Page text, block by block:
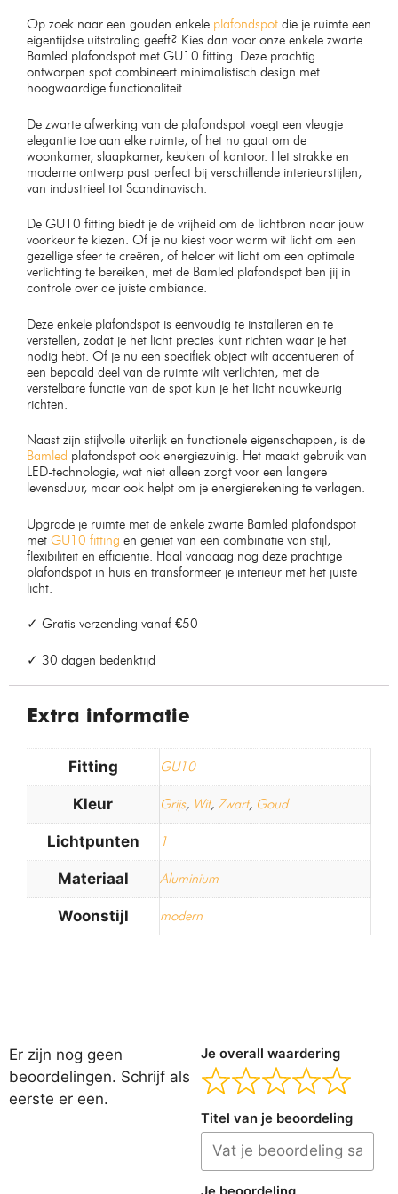
Op zoek naar een gouden enkele plafondspot die je ruimte een
eigentijdse uitstraling geeft? Kies dan voor onze enkele zwarte
Bamled plafondspot met GU10 fitting. Deze prachtig
ontworpen spot combineert minimalistisch design met
hoogwaardige functionaliteit.
De zwarte afwerking van de plafondspot voegt een vleugje
elegantie toe aan elke ruimte, of het nu gaat om de
woonkamer, slaapkamer, keuken of kantoor. Het strakke en
moderne ontwerp past perfect bij verschillende interieurstijlen,
van industrieel tot Scandinavisch.
De GU10 fitting biedt je de vrijheid om de lichtbron naar jouw
voorkeur te kiezen. Of je nu kiest voor warm wit licht om een
gezellige sfeer te creëren, of helder wit licht om een optimale
verlichting te bereiken, met de Bamled plafondspot ben jij in
controle over de juiste ambiance.
Deze enkele plafondspot is eenvoudig te installeren en te
verstellen, zodat je het licht precies kunt richten waar je het
nodig hebt. Of je nu een specifiek object wilt accentueren of
een bepaald deel van de ruimte wilt verlichten, met de
verstelbare functie van de spot kun je het licht nauwkeurig
richten.
Naast zijn stijlvolle uiterlijk en functionele eigenschappen, is de
Bamled plafondspot ook energiezuinig. Het maakt gebruik van
LED-technologie, wat niet alleen zorgt voor een langere
levensduur, maar ook helpt om je energierekening te verlagen.
Upgrade je ruimte met de enkele zwarte Bamled plafondspot
met GU10 fitting en geniet van een combinatie van stijl,
flexibiliteit en efficiëntie. Haal vandaag nog deze prachtige
plafondspot in huis en transformeer je interieur met het juiste
licht.
✓ Gratis verzending vanaf €50
✓ 30 dagen bedenktijd
Extra informatie
Fitting GU10
Kleur Grijs, Wit, Zwart, Goud
Lichtpunten 1
Materiaal Aluminium
Woonstijl modern
Er zijn nog geen
beoordelingen. Schrijf als
eerste er een.
Je overall waardering
Titel van je beoordeling